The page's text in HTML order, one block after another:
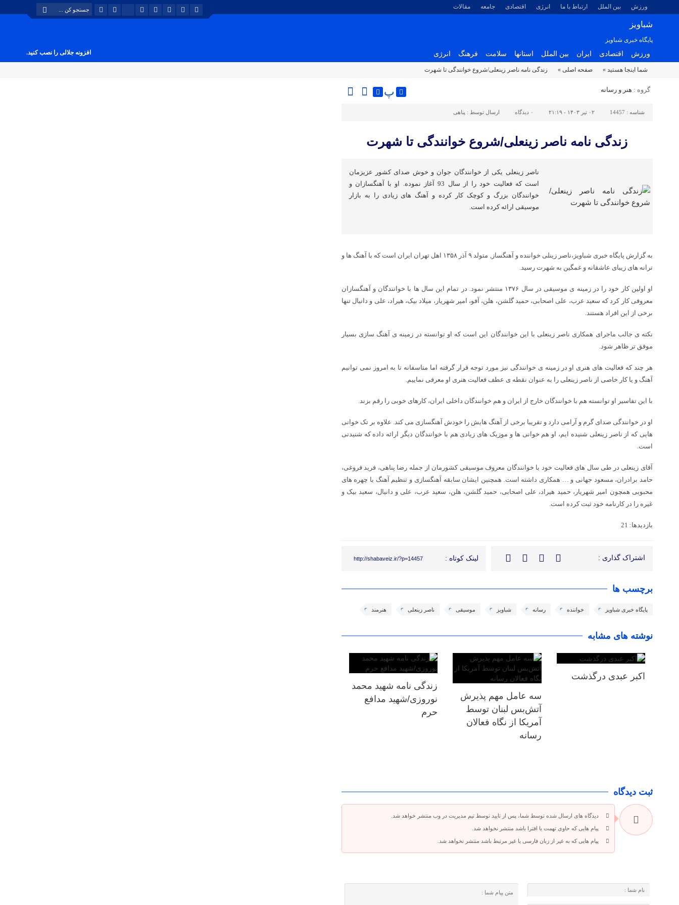
ورزش بین الملل ارتباط با ما انرژی اقتصادی جامعه مقالات
شباویز
پایگاه خبری شباویز
ورزش اقتصادی ایران بین الملل استانها سلامت فرهنگ انرژی افزونه جلالی را نصب کنید.
شما اینجا هستید » صفحه اصلی » زندگی نامه ناصر زینعلی/شروع خوانندگی تا شهرت
گروه : هنر و رسانه پ
شناسه : 14457 ۰۲ تیر ۱۴۰۳ - ۲۱:۱۹ ۰ دیدگاه ارسال توسط : پناهی
زندگی نامه ناصر زینعلی/شروع خوانندگی تا شهرت
ناصر زینعلی یکی از خوانندگان جوان و خوش صدای کشور عزیزمان
است که فعالیت خود را از سال 93 آغاز نموده. او با آهنگسازان و
خوانندگان بزرگ و کوچک کار کرده و آهنگ های زیادی را به بازار
موسیقی ارائه کرده است.
به گزارش پایگاه خبری شباویز،ناصر زینلی خواننده و آهنگساز, متولد ۹ آذر ۱۳۵۸ اهل تهران ایران است که با آهنگ ها و
ترانه های زیبای عاشقانه و غمگین به شهرت رسید.
او اولین کار خود را در زمینه ی موسیقی در سال ۱۳۷۶ منتشر نمود. در تمام این سال ها با خوانندگان و آهنگسازان
معروفی کار کرد که سعید عرب، علی اصحابی، حمید گلشن، هلن، آفو، امیر شهریار، میلاد بیک، هیراد، علی و دانیال تنها
برخی از این افراد هستند.
نکته ی جالب ماجرای همکاری ناصر زینعلی با این خوانندگان این است که او توانسته در زمینه ی آهنگ سازی بسیار
موفق تر ظاهر شود.
هر چند که فعالیت های هنری او در زمینه ی خوانندگی نیز مورد توجه قرار گرفته اما متاسفانه تا به امروز نمی توانیم
آهنگ و یا کار خاصی از ناصر زینعلی را به عنوان نقطه ی عطف فعالیت هنری او معرفی نماییم.
با این تفاسیر او توانسته هم با خوانندگان خارج از ایران و هم خوانندگان داخلی ایران، کارهای خوبی را رقم بزند.
او در خوانندگی صدای گرم و آرامی دارد و تقریبا برخی از آهنگ هایش را خودش آهنگسازی می کند. علاوه بر تک خوانی
هایی که از ناصر زینعلی شنیده ایم، او هم خوانی ها و موزیک های زیادی هم با خوانندگان دیگر ارائه داده که شنیدنی
است.
آقای زینعلی در طی سال های فعالیت خود با خوانندگان معروف موسیقی کشورمان از جمله رضا پناهی، فرید فروغی،
حامد برادران، مسعود جهانی و … همکاری داشته است. همچنین ایشان سابقه آهنگسازی و تنظیم آهنگ با چهره های
محبوبی همچون امیر شهریار، حمید هیراد، علی اصحابی، حمید گلشن، هلن، سعید عرب، علی و دانیال، سعید بیک و
غیره را در کارنامه خود ثبت کرده است.
بازدیدها: 21
اشتراک گذاری : لینک کوتاه : http://shabaveiz.ir/?p=14457
برچسب ها
پایگاه خبری شباویز خواننده رسانه شباویز موسیقی ناصر زینعلی هنرمند
نوشته های مشابه
اکبر عبدی درگذشت
سه عامل مهم پذیرش
آتش‌بس لبنان توسط
آمریکا از نگاه فعالان
رسانه
زندگی نامه شهید محمد
نوروزی/شهید مدافع
حرم
ثبت دیدگاه
دیدگاه های ارسال شده توسط شما، پس از تایید توسط تیم مدیریت در وب منتشر خواهد شد.
پیام هایی که حاوی تهمت یا افترا باشد منتشر نخواهد شد.
پیام هایی که به غیر از زبان فارسی یا غیر مرتبط باشد منتشر نخواهد شد.